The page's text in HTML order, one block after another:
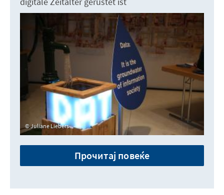
Juliane Liebers
Прочитај повеќе